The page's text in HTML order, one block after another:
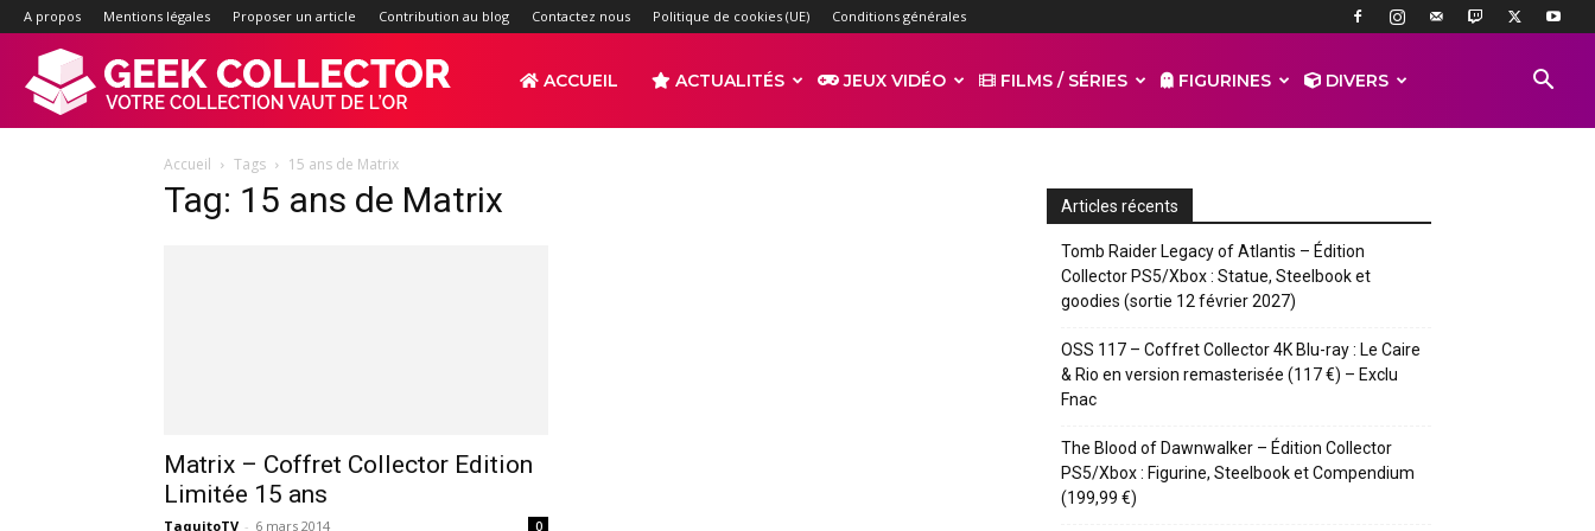
A propos Mentions légales Proposer un article Contribution au blog Contactez nous Politique de cookies (UE) Conditions générales
d'actualités
ACCUEIL ACTUALITÉS JEUX VIDÉO FILMS / SÉRIES FIGURINES DIVERS
Accueil Tags 15 ans de Matrix
Tag: 15 ans de Matrix
Matrix – Coffret Collector Edition
Limitée 15 ans
TaquitoTV - 6 mars 2014 0
Articles récents
Tomb Raider Legacy of Atlantis – Édition
Collector PS5/Xbox : Statue, Steelbook et
goodies (sortie 12 février 2027)
OSS 117 – Coffret Collector 4K Blu-ray : Le Caire
& Rio en version remasterisée (117 €) – Exclu
Fnac
The Blood of Dawnwalker – Édition Collector
PS5/Xbox : Figurine, Steelbook et Compendium
(199,99 €)